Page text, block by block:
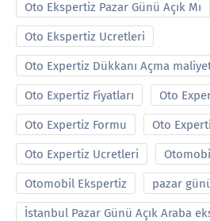
Oto Ekspertiz Pazar Günü Açık Mı
Oto Ekspertiz Ucretleri
Oto Expertiz Dükkanı Açma
Oto Expertiz Fiyatları Oto
Oto Expertiz Formu Oto
Oto Expertiz Ucretleri
Otomobil Ekspertiz pazar
İstanbul Pazar Günü Açık Araba